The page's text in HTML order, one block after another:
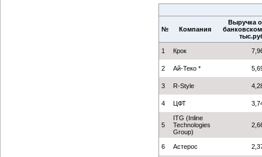
№ Компания
Выручка
банковском
1 Крок
2 Ай-Теко *
3 R-Style
4 ЦФТ
5
ITG (Inline
Technologies
Group)
6 Астерос